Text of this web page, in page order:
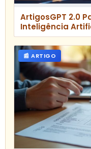
ArtigosGPT 2.0
Inteligência
📰 ARTIGO